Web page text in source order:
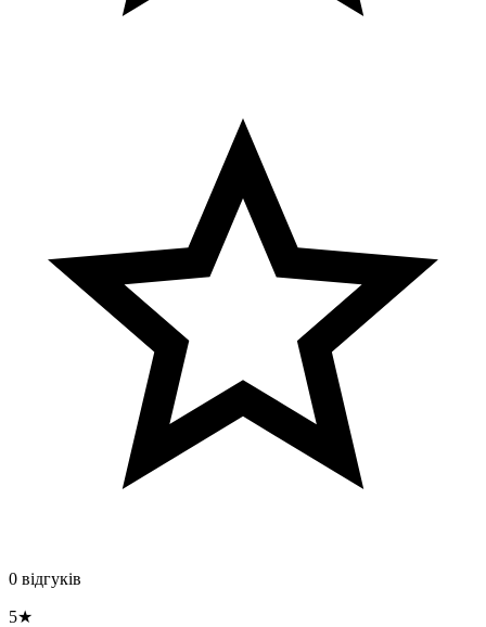
0 відгуків
5★